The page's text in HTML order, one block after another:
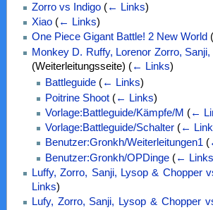
Zorro vs Indigo (← Links)
Xiao (← Links)
One Piece Gigant Battle! 2 New World (
Monkey D. Ruffy, Lorenor Zorro,
(Weiterleitungsseite) (← Links)
Battleguide (← Links)
Poitrine Shoot (← Links)
Vorlage:Battleguide/Kämpfe/M (←
Vorlage:Battleguide/Schalter (←
Benutzer:Gronkh/Weiterleitungen1 (
Benutzer:Gronkh/OPDinge (← Links
Luffy, Zorro, Sanji, Lysop & Chopper
Links)
Lufy, Zorro, Sanji, Lysop & Chopper